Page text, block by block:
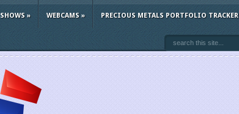
SHOWS » WEBCAMS » PRECIOUS METALS PORTFOLIO TRACKER